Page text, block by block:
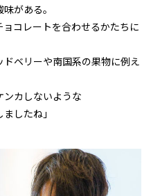
がある。
コレートを合わせるかたちに
ベリーや南国系の果物に例え
カしないような
したね」